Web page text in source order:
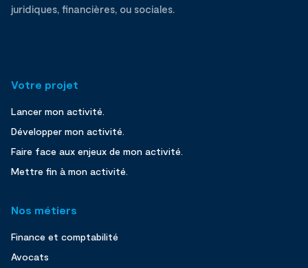
juridiques, financières, ou sociales.
Votre projet
Lancer mon activité.
Développer mon activité.
Faire face aux enjeux de mon activité.
Mettre fin à mon activité.
Nos métiers
Finance et comptabilité
Avocats